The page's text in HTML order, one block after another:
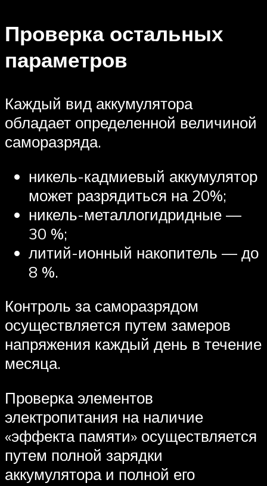
Проверка остальных
параметров
Каждый вид аккумулятора
обладает определенной величиной
саморазряда.
никель-кадмиевый аккумулятор
может разрядиться на 20%;
никель-металлогидридные —
30 %;
литий-ионный накопитель — до
8 %.
Контроль за саморазрядом
осуществляется путем замеров
напряжения каждый день в течение
месяца.
Проверка элементов
электропитания на наличие
«эффекта памяти» осуществляется
путем полной зарядки
аккумулятора и полной его